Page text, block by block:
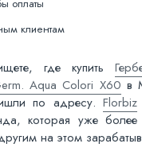
оплаты
клиентам
где купить
Aqua Colori X60 в
по адресу.Florbiz
которая уже
на этом